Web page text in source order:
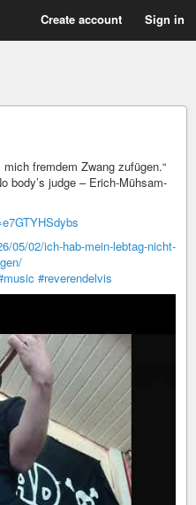
Create account Sign in
fremdem Zwang zufügen.“
body’s judge – Erich-Mühsam-
05/02/ich-hab-mein-lebtag-nicht-
#reverendelvis